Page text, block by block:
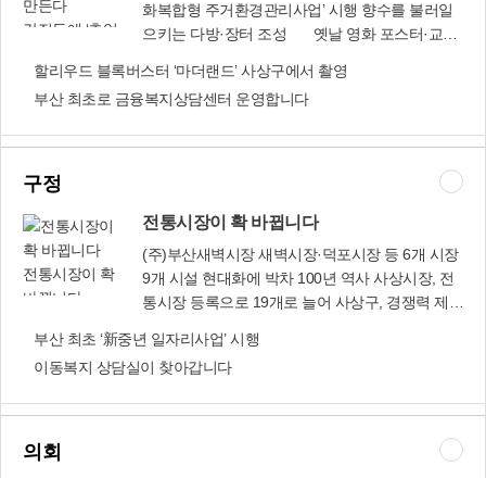
감전동에 ‘추억
든다
화복합형 주거환경관리사업’ 시행 향수를 불러일
으키는 다방·장터 조성 옛날 영화 포스터·교복·
감전동 105-11번지 일원 2만9천100㎡에서 진행
중인 ‘감전동 문화복합형 주거환경관리사업’을 올
전2 주택재개발구역’이 해제된 지역의 일부로 기
반시설이 열악하고 노후·불량건축물이 밀집된 곳
가였던 이 일대를 ‘추억의 7080 마을’로 탈바꿈시
킬 계획이다. 먼저 2층짜리 빈집을 리모델링해
‘7080 음악’과 DJ 등을 갖춘 ‘포푸라맞이 다방’(가
칭)과 마을관리사무소를 설치해 주민 커뮤니티 시
복 등 각종 소품을 적극 활용해 향수를 불러일으킬
예정이다. 또 길이 110m의 특화거리(가칭 포푸라
사진과 그림 등을 전시할 뿐만 아니라 작가들의 작
품 활동으로 제작된 벽화와 조형물도 설치할 예정
할리우드 블록버스터 ‘마더랜드’ 사상구에서 촬영
부산 최초로 금융복지상담센터 운영합니다
구정
전통시장이 확 바뀝니다
전통시장이 확
바뀝니다
(주)부산새벽시장 새벽시장·덕포시장 등 6개 시장
9개 시설 현대화에 박차 100년 역사 사상시장, 전
통시장 등록으로 19개로 늘어 사상구, 경쟁력 제고
장 경쟁력 제고를 위한 시설 현대화 사업에 26억여
원(국·시비 및 자부담 포함)을 투입하기로 했다. 지
부산새벽시장과 ‘복이있는 덕포시장’ 등 6개 시장
부산 최초 ‘新중년 일자리사업’ 시행
이동복지 상담실이 찾아갑니다
의회